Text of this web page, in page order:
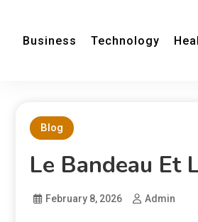
Business Technology
Blog
Le Bandeau Et
February 8, 2026 Admin